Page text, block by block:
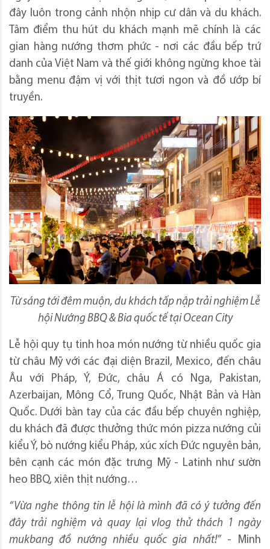
đây luôn trong cảnh nhộn nhịp cư dân và du khách.
Tâm điểm thu hút du khách mạnh mẽ chính là các
gian hàng nướng thơm phức - nơi các đầu bếp trứ
danh của Việt Nam và thế giới không ngừng khoe tài
bằng menu đậm vị với thịt tươi ngon và đồ ướp bí
truyền.
Từ sáng tới đêm muộn, du khách tấp nập trải nghiệm Lễ
hội Nướng BBQ & Bia quốc tế tại Ocean City
Lễ hội quy tụ tinh hoa món nướng từ nhiều quốc gia
từ châu Mỹ với các đại diện Brazil, Mexico, đến châu
Âu với Pháp, Ý, Đức, châu Á có Nga, Pakistan,
Azerbaijan, Mông Cổ, Trung Quốc, Nhật Bản và Hàn
Quốc. Dưới bàn tay của các đầu bếp chuyên nghiệp,
du khách đã được thưởng thức món pizza nướng củi
kiểu Ý, bò nướng kiểu Pháp, xúc xích Đức nguyên bản,
bên cạnh các món đặc trưng Mỹ - Latinh như sườn
heo BBQ, xiên thịt nướng…
“Vừa nghe thông tin lễ hội là mình đã có ý tưởng đến
đây trải nghiệm và quay lại vlog thử thách 1 ngày
mukbang đồ nướng nhiều quốc gia nhất!”- Minh